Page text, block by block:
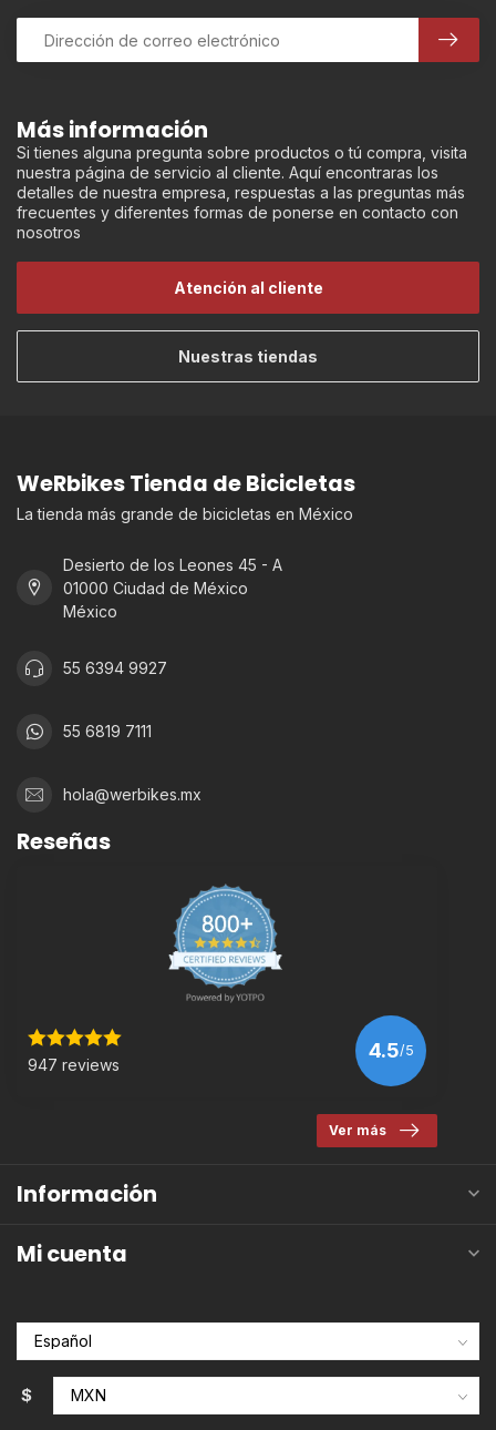
Más información
Si tienes alguna pregunta sobre productos o tú compra, visita
nuestra página de servicio al cliente. Aquí encontraras los
detalles de nuestra empresa, respuestas a las preguntas más
frecuentes y diferentes formas de ponerse en contacto con
nosotros
Atención al cliente
Nuestras tiendas
WeRbikes Tienda de Bicicletas
La tienda más grande de bicicletas en México
Desierto de los Leones 45 - A
01000 Ciudad de México
México
55 6394 9927
55 6819 7111
hola@werbikes.mx
Reseñas
947 reviews
4.5/5
Ver más
Información
Mi cuenta
$